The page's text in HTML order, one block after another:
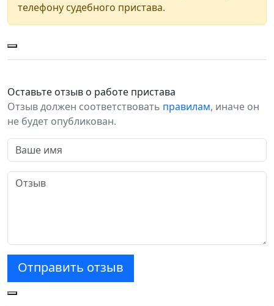
телефону судебного пристава.
Оставьте отзыв о работе пристава
Отзыв должен соответствовать правилам, иначе он
не будет опубликован.
Отправить отзыв